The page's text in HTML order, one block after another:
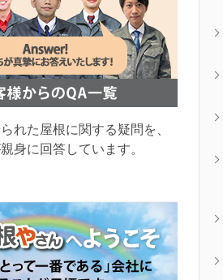
れた屋根に関する疑問を、
身に回答しています。